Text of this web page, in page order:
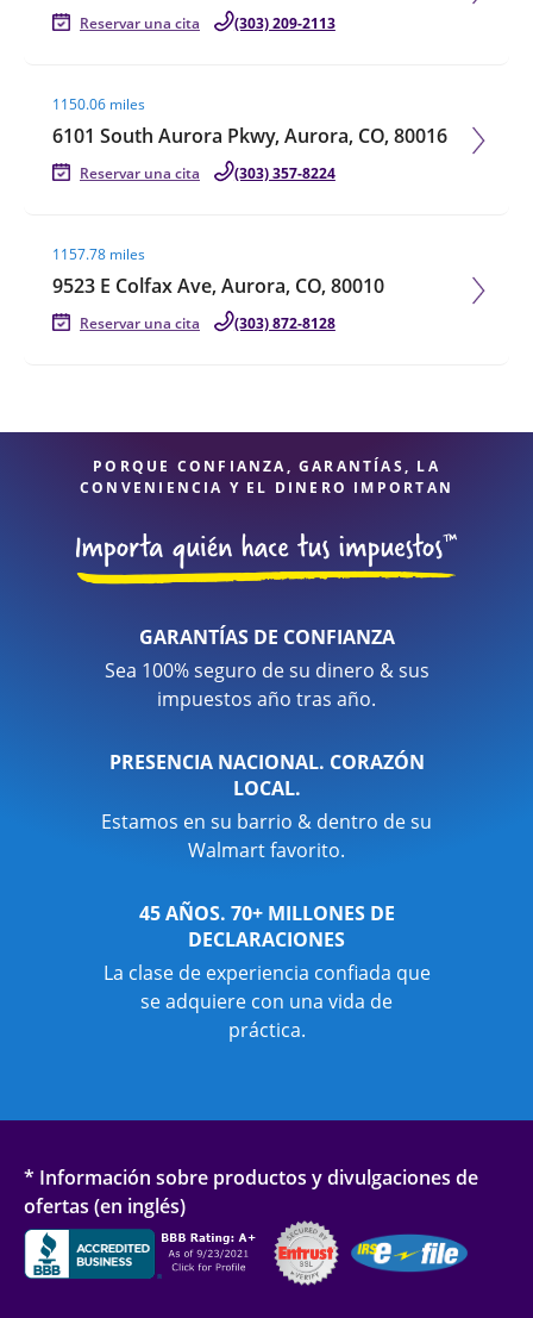
Reservar una cita (303) 209-2113
1150.06 miles
6101 South Aurora Pkwy, Aurora, CO, 80016
Reservar una cita (303) 357-8224
1157.78 miles
9523 E Colfax Ave, Aurora, CO, 80010
Reservar una cita (303) 872-8128
PORQUE CONFIANZA, GARANTÍAS, LA
CONVENIENCIA Y EL DINERO IMPORTAN
GARANTÍAS DE CONFIANZA
Sea 100% seguro de su dinero & sus
impuestos año tras año.
PRESENCIA NACIONAL. CORAZÓN
LOCAL.
Estamos en su barrio & dentro de su
Walmart favorito.
45 AÑOS. 70+ MILLONES DE
DECLARACIONES
La clase de experiencia confiada que
se adquiere con una vida de
práctica.
* Información sobre productos y divulgaciones de
ofertas (en inglés)